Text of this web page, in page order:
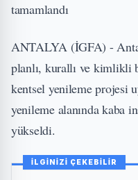
tamamlandı
ANTALYA (İGFA) -
planlı, kurallı ve kimlikli
kentsel yenileme projesi
yenileme alanında kaba
yükseldi.
İLGİNİZİ ÇEKEBİLİR